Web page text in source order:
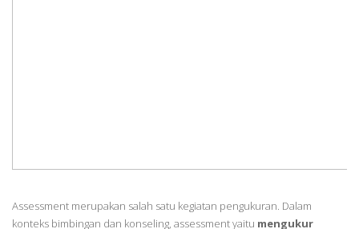
Assessment merupakan salah satu kegiatan pengukuran. Dalam
konteks bimbingan dan konseling, assessment yaitu mengukur